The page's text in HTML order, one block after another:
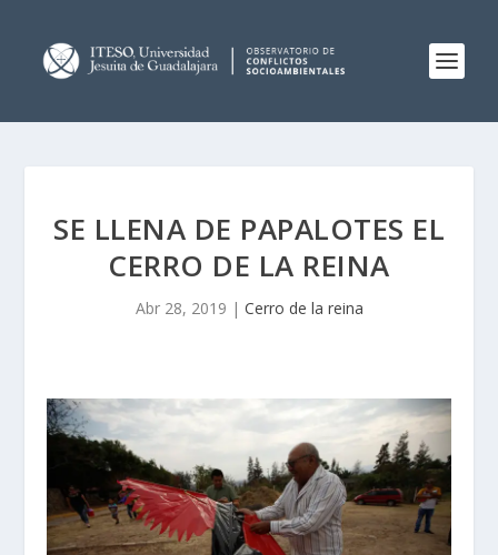
SE LLENA DE PAPALOTES EL
CERRO DE LA REINA
Abr 28, 2019 | Cerro de la reina